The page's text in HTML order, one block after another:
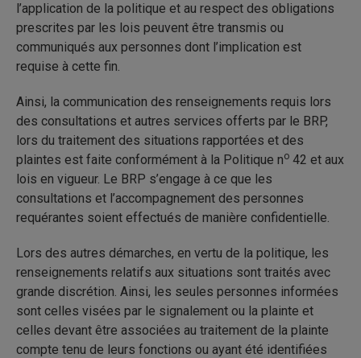
l’application de la politique et au respect des obligations
prescrites par les lois peuvent être transmis ou
communiqués aux personnes dont l’implication est
requise à cette fin.
Ainsi, la communication des renseignements requis lors
des consultations et autres services offerts par le BRP,
lors du traitement des situations rapportées et des
plaintes est faite conformément à la Politique no 42 et aux
lois en vigueur. Le BRP s’engage à ce que les
consultations et l’accompagnement des personnes
requérantes soient effectués de manière confidentielle.
Lors des autres démarches, en vertu de la politique, les
renseignements relatifs aux situations sont traités avec
grande discrétion. Ainsi, les seules personnes informées
sont celles visées par le signalement ou la plainte et
celles devant être associées au traitement de la plainte
compte tenu de leurs fonctions ou ayant été identifiées